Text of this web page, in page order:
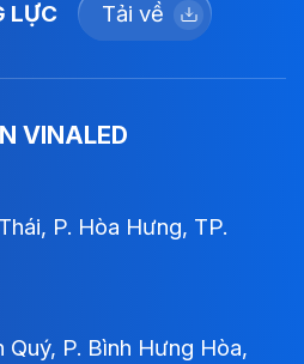
LỰC Tải về
VINALED
P. Hòa Hưng, TP.
Quý, P. Bình Hưng Hòa,